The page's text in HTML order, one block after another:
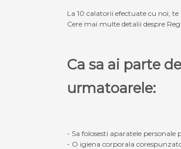
La 10 calatorii efectuate cu noi,
Cere mai multe detalii despre
Ca sa ai parte
urmatoarele:
- Sa folosesti aparatele
- O igiena corporala